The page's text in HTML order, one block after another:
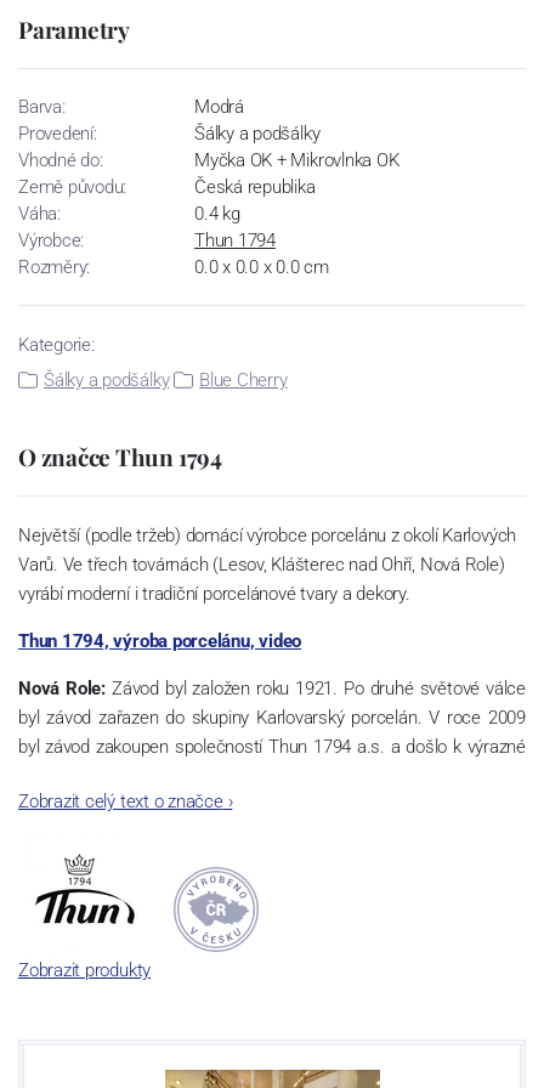
Parametry
Barva:
Modrá
Provedení:
Šálky a podšálky
Vhodné do:
Myčka OK + Mikrovlnka OK
Země původu:
Česká republika
Váha:
0.4 kg
Výrobce:
Thun 1794
Rozměry:
0.0 x 0.0 x 0.0 cm
Kategorie:
Šálky a podšálky
Blue Cherry
O značce Thun 1794
Největší (podle tržeb) domácí výrobce porcelánu z okolí Karlových
Varů. Ve třech továrnách (Lesov, Klášterec nad Ohří, Nová Role)
vyrábí moderní i tradiční porcelánové tvary a dekory.
Thun 1794, výroba porcelánu, video
Nová Role: Závod byl založen roku 1921. Po druhé světové válce
byl závod zařazen do skupiny Karlovarský porcelán. V roce 2009
byl závod zakoupen společností Thun 1794 a.s. a došlo k výrazné
společnosti a v jejím areálu jsou umístěny i provoz servis a výroba
a ve své výrobě navazuje na více jak 220-letou tradici výroby
porcelánu. Kapacita tohoto závodu je 3.500 - 4.000 tun ročně,
závod je vybaven moderními technologickými zařízeními -
isostatické lisy, tlakové lití, glazovací komplex, rychlovýpalná pec,
komorová pec, vtavná dekorační pec. Závod nabízí své výrobky jak
Zobrazit celý text o značce›
Zobrazit produkty